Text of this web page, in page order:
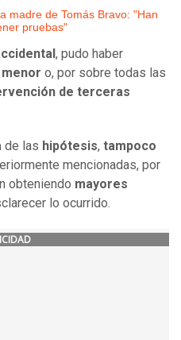
madre de Tomás Bravo: "Han
pruebas"
, pudo haber
o, por sobre todas las
de terceras
de las hipótesis, tampoco
mencionadas, por
obteniendo mayores
lo ocurrido.